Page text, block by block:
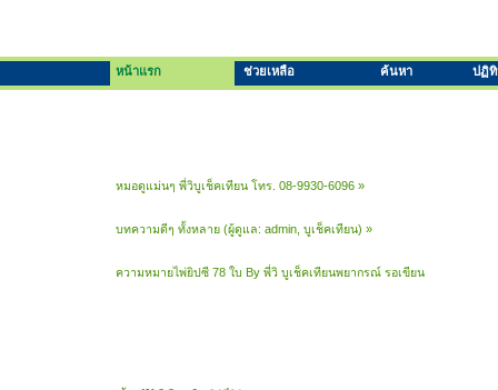
หน้าแรก ช่วยเหลือ ค้นหา ปฏิ
หมอดูแม่นๆ พี่วิบูเช็คเทียน โทร. 08-9930-6096 »
บทความดีๆ ทั้งหลาย (ผู้ดูแล:admin,บูเช็คเทียน) »
ความหมายไพ่ยิปซี 78 ใบ By พี่วิ บูเช็คเทียนพยากรณ์ รอเขียน